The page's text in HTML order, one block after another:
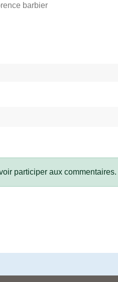
barbier
participer aux commentaires.